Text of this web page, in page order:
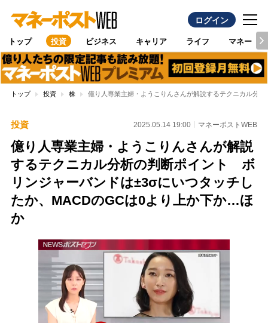
ログイン
トップ 投資 ビジネス キャリア ライフ マネー
トップ 投資 株 億り人専業主婦・ようこりんさんが解説するテクニカル分
投資 2025.05.14 19:00 マネーポストWEB
億り人専業主婦・ようこりんさんが解説
するテクニカル分析の判断ポイント ボ
リンジャーバンドは±3σにいつタッチし
たか、MACDのGCは0より上か下か…ほ
か